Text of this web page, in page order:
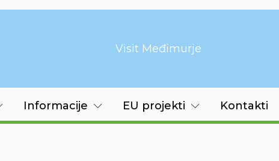
Visit Međimurje
Informacije EU projekti Kontakti